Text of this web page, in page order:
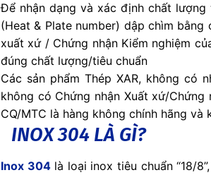
Để nhận dạng và xác định chất lượng
(Heat & Plate number) dập chìm
xuất xứ / Chứng nhận Kiểm nghiệm
đúng chất lượng/tiêu chuẩn
Các sản phẩm Thép XAR, không có
không có Chứng nhận Xuất xứ/
CQ/MTC là hàng không chính hãng
INOX 304 LÀ GÌ?
Inox 304là loại inox tiêu chuẩn “18/